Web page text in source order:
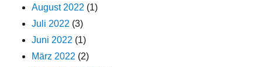
August 2022 (1)
Juli 2022 (3)
Juni 2022 (1)
März 2022 (2)